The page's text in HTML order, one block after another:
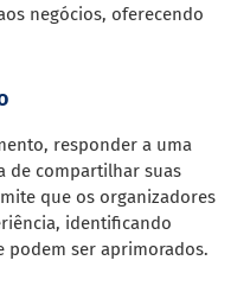
negócios, oferecendo
responder a uma
de compartilhar suas
que os organizadores
identificando
podem ser aprimorados.